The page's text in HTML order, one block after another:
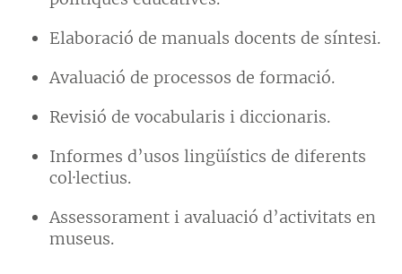
Elaboració de manuals docents de síntesi.
Avaluació de processos de formació.
Revisió de vocabularis i diccionaris.
Informes d’usos lingüístics de diferents
col·lectius.
Assessorament i avaluació d’activitats en
museus.